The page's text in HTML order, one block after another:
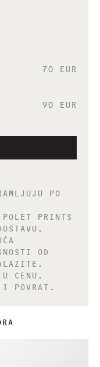
70 EUR
90 EUR
PO
PRINTS
OD
CENU.
I POVRAT.